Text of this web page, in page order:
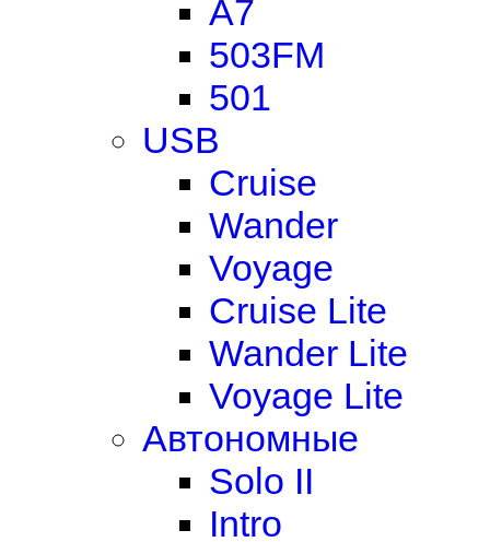
A7
503FM
501
USB
Cruise
Wander
Voyage
Cruise Lite
Wander Lite
Voyage Lite
Автономные
Solo II
Intro